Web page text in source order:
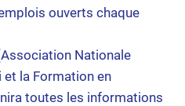
ouverts chaque
Nationale
et la Formation en
toutes les informations